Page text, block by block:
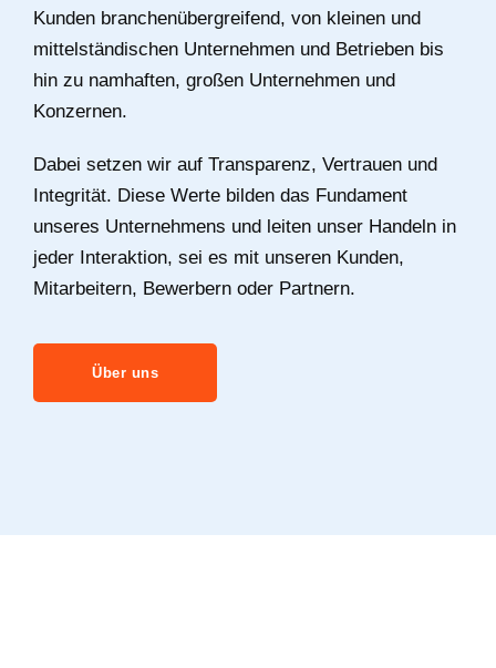
Kunden branchenübergreifend, von kleinen und
mittelständischen Unternehmen und Betrieben bis
hin zu namhaften, großen Unternehmen und
Konzernen.
Dabei setzen wir auf Transparenz, Vertrauen und
Integrität. Diese Werte bilden das Fundament
unseres Unternehmens und leiten unser Handeln in
jeder Interaktion, sei es mit unseren Kunden,
Mitarbeitern, Bewerbern oder Partnern.
Über uns